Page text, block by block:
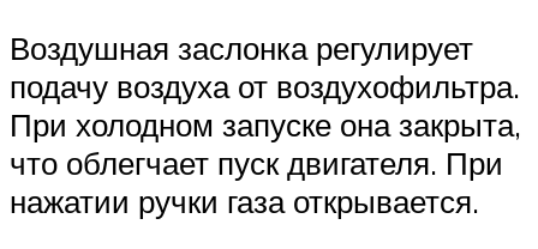
Воздушная заслонка регулирует
подачу воздуха от воздухофильтра.
При холодном запуске она закрыта,
что облегчает пуск двигателя. При
нажатии ручки газа открывается.